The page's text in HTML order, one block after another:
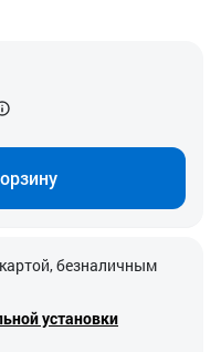
безналичным
установки